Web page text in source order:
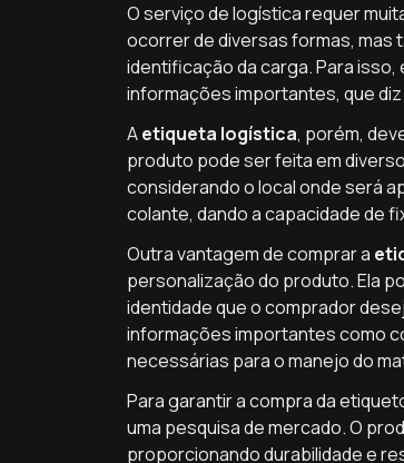
O serviço de logística requer
ocorrer de diversas formas, mas
identificação da carga. Para
informações importantes, que
Aetiqueta logística, porém,
produto pode ser feita em
considerando o local onde será
colante, dando a capacidade de
Outra vantagem de comprar a
personalização do produto. Ela
identidade que o comprador
informações importantes como
necessárias para o manejo do
Para garantir a compra da
uma pesquisa de mercado. O
proporcionando durabilidade e